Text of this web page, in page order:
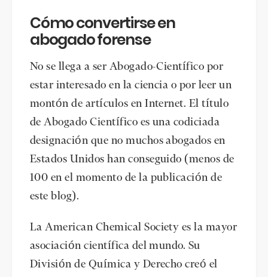
Cómo convertirse en
abogado forense
No se llega a ser Abogado-Científico por
estar interesado en la ciencia o por leer un
montón de artículos en Internet. El título
de Abogado Científico es una codiciada
designación que no muchos abogados en
Estados Unidos han conseguido (menos de
100 en el momento de la publicación de
este blog).
La American Chemical Society es la mayor
asociación científica del mundo. Su
División de Química y Derecho creó el